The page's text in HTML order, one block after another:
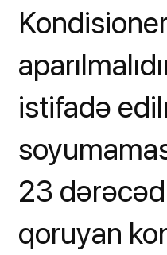
istifadə
23
qoruyan